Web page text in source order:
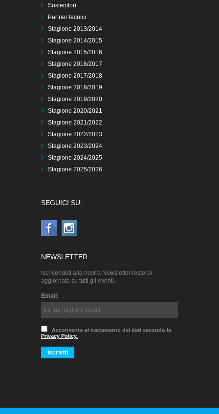
Sostenitori
Partner tecnici
Stagione 2013/2014
Stagione 2014/2015
Stagione 2015/2016
Stagione 2016/2017
Stagione 2017/2018
Stagione 2018/2019
Stagione 2019/2020
Stagione 2020/2021
Stagione 2021/2022
Stagione 2022/2023
Stagione 2023/2024
Stagione 2024/2025
Stagione 2025/2026
SEGUICI SU:
NEWSLETTER
Iscrivendoti alla nostra Newsletter resterai
aggiornato su tutti gli eventi.
Email:
Acconsento al trattamento dei dati secondo la
Privacy Policy.